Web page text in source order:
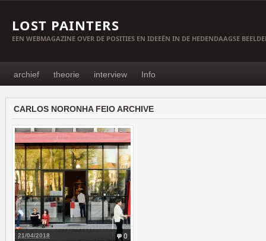
LOST PAINTERS
EEN WEBMAGAZINE OVER DE POSITIES EN IDEEËN IN DE HEDENDAAGSE
archief theorie interview Info
CARLOS NORONHA FEIO ARCHIVE
0
21/04/2018